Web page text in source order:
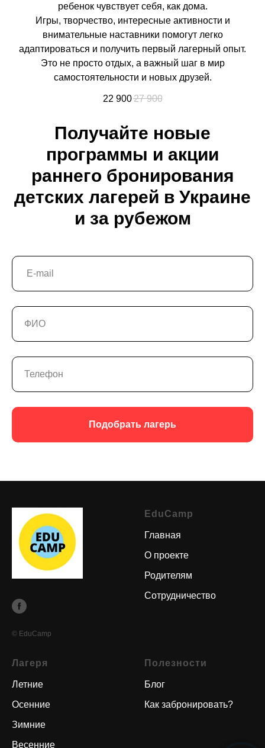
ребенок чувствует себя, как дома.
Игры, творчество, интересные активности и
внимательные наставники помогут легко
адаптироваться и получить первый лагерный опыт.
Это не просто отдых, а важный шаг в мир
самостоятельности и новых друзей.
22 90027 900
Получайте новые
программы и акции
раннего бронирования
детских лагерей в Украине
и за рубежом
Подобрать лагерь
© EduCamp
EduCamp
Главная
О проекте
Родителям
Сотрудничество
Лагеря
Летние
Осенние
Зимние
Весенние
Полезности
Блог
Как забронировать?